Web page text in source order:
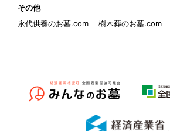
その他
永代供養のお墓.com
樹木葬のお墓.com